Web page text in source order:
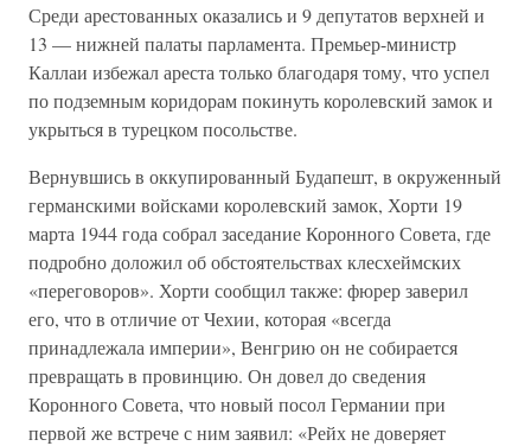
Среди арестованных оказались и 9 депутатов верхней и
13 — нижней палаты парламента. Премьер-министр
Каллаи избежал ареста только благодаря тому, что успел
по подземным коридорам покинуть королевский замок и
укрыться в турецком посольстве.
Вернувшись в оккупированный Будапешт, в окруженный
германскими войсками королевский замок, Хорти 19
марта 1944 года собрал заседание Коронного Совета, где
подробно доложил об обстоятельствах клесхеймских
«переговоров». Хорти сообщил также: фюрер заверил
его, что в отличие от Чехии, которая «всегда
принадлежала империи», Венгрию он не собирается
превращать в провинцию. Он довел до сведения
Коронного Совета, что новый посол Германии при
первой же встрече с ним заявил: «Рейх не доверяет